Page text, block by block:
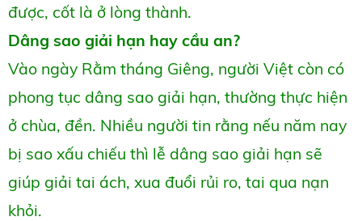
được, cốt là ở lòng thành.
Dâng sao giải hạn hay cầu an?
Vào ngày Rằm tháng Giêng, người Việt còn có
phong tục dâng sao giải hạn, thường thực hiện
ở chùa, đền. Nhiều người tin rằng nếu năm nay
bị sao xấu chiếu thì lễ dâng sao giải hạn sẽ
giúp giải tai ách, xua đuổi rủi ro, tai qua nạn
khỏi.